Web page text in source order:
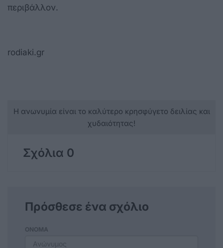
περιβάλλον.
rodiaki.gr
Η ανωνυμία είναι το καλύτερο κρησφύγετο δειλίας και
χυδαιότητας!
Σχόλια 0
Πρόσθεσε ένα σχόλιο
ΟΝΟΜΑ